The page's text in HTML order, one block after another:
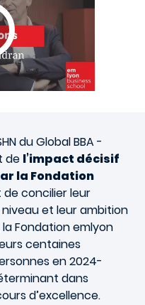
du Global BBA -
de l’impact décisif
la Fondation
concilier leur
et leur ambition
Fondation emlyon
centaines
en 2024-
dans
d’excellence.